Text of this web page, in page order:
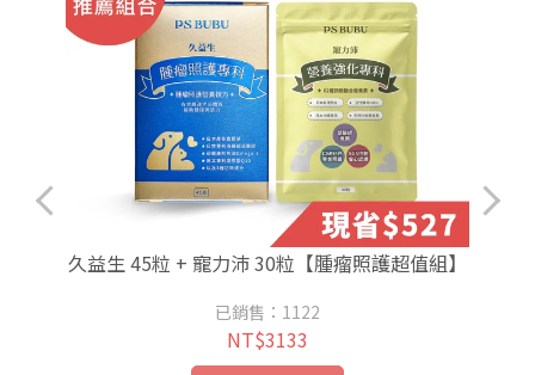
久益生 45粒 + 寵力沛 30粒【腫瘤照護超值組】
已銷售：1122
NT$3133